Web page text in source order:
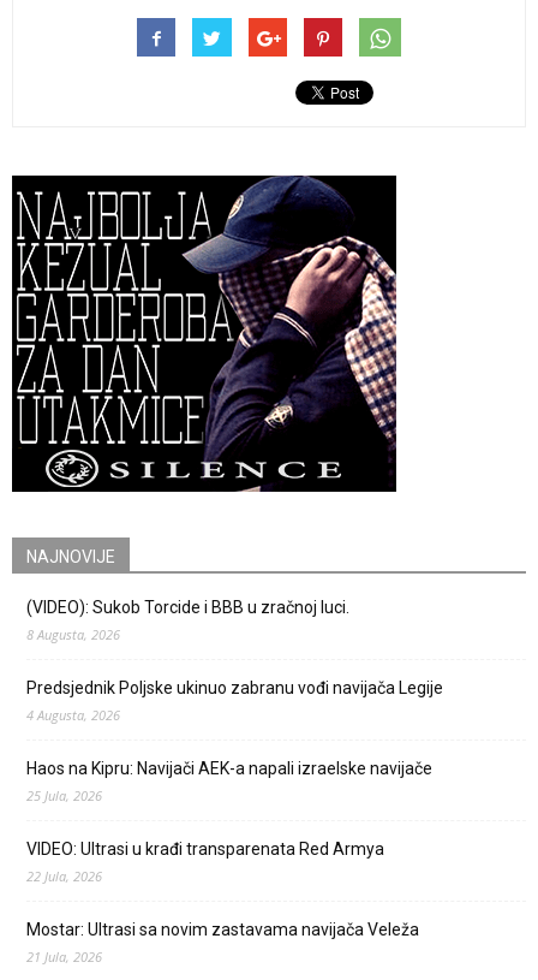
NAJNOVIJE
(VIDEO): Sukob Torcide i BBB u zračnoj luci.
8 Augusta, 2026
Predsjednik Poljske ukinuo zabranu vođi navijača Legije
4 Augusta, 2026
Haos na Kipru: Navijači AEK-a napali izraelske navijače
25 Jula, 2026
VIDEO: Ultrasi u krađi transparenata Red Armya
22 Jula, 2026
Mostar: Ultrasi sa novim zastavama navijača Veleža
21 Jula, 2026